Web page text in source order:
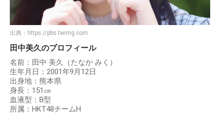
出典： https://pbs.twimg.com
田中美久のプロフィール
名前：田中 美久（たなか みく）
生年月日：2001年9月12日
出身地：熊本県
身長：151㎝
血液型：B型
所属：HKT48チームH